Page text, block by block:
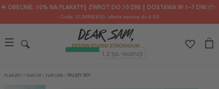
🌟 OBECNIE: 30% NA PLAKATY┃ ZWROT DO 30 DNI ┃ DOSTAWA W 2–7 DNI 📦✨
Code: SUMMER30, oferta ważna do 6.08
PLAKATY / NATUR / NATURA / PALMY SKY